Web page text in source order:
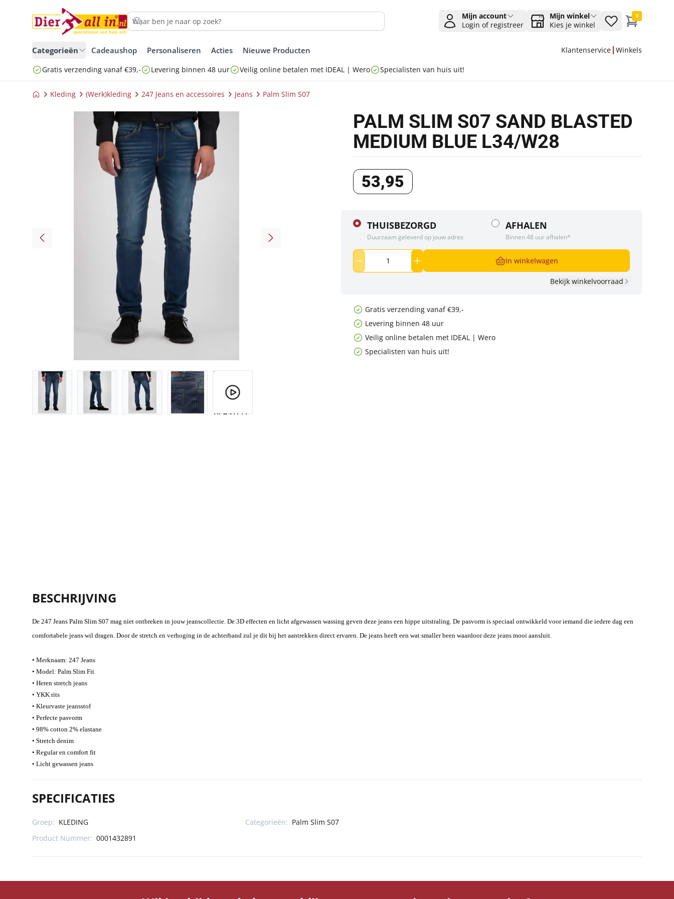
Mijn account
Login of registreer
Mijn winkel
Kies je winkel
0
Categorieën Cadeaushop Personaliseren Acties Nieuwe Producten Klantenservice Winkels
Gratis verzending vanaf €39,- Levering binnen 48 uur Veilig online betalen met IDEAL | Wero Specialisten van huis uit!
Kleding (Werk)kleding 247 Jeans en accessoires Jeans Palm Slim S07
PALM SLIM S07 SAND BLASTED
MEDIUM BLUE L34/W28
53,95
THUISBEZORGD
Duurzaam geleverd op jouw adres
AFHALEN
Binnen 48 uur afhalen*
In winkelwagen
Bekijk winkelvoorraad
Gratis verzending vanaf €39,-
Levering binnen 48 uur
Veilig online betalen met IDEAL | Wero
Specialisten van huis uit!
BESCHRIJVING
De 247 Jeans Palm Slim S07 mag niet ontbreken in jouw jeanscollectie. De 3D effecten en licht afgewassen wassing geven deze jeans een hippe uitstraling. De pasvorm is speciaal ontwikkeld voor iemand die iedere dag een
comfortabele jeans wil dragen. Door de stretch en verhoging in de achterband zul je dit bij het aantrekken direct ervaren. De jeans heeft een wat smaller been waardoor deze jeans mooi aansluit.
• Merknaam: 247 Jeans
• Model: Palm Slim Fit
• Heren stretch jeans
• YKK rits
• Kleurvaste jeansstof
• Perfecte pasvorm
• 98% cotton 2% elastane
• Stretch denim
• Regular en comfort fit
• Licht gewassen jeans
SPECIFICATIES
Groep: KLEDING Categorieën: Palm Slim S07
Product Nummer: 0001432891